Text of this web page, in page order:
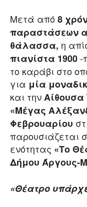
Μετά από8
παραστάσεων
θάλασσα, η
πιανίστα 1900-
το καράβι στο
για μία
και τηνΑίθουσα
«Μέγας
Φεβρουαρίου
παρουσιάζεται
ενότητας «Το
Δήμου Άργους-
«Θέατρο